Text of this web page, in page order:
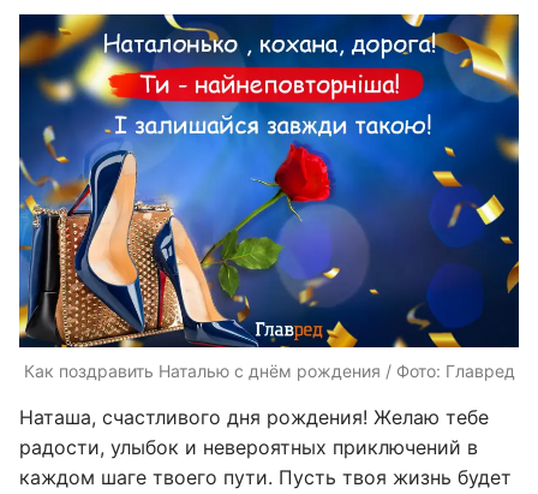
Как поздравить Наталью с днём рождения / Фото: Главред
Наташа, счастливого дня рождения! Желаю тебе
радости, улыбок и невероятных приключений в
каждом шаге твоего пути. Пусть твоя жизнь будет